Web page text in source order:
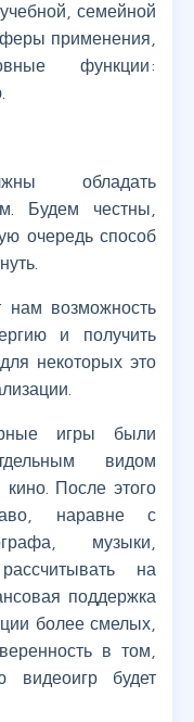
семейной
применения,
функции:
обладать
Будем честны,
очередь способ
возможность
и получить
некоторых это
игры были
видом
кино. После этого
наравне с
музыки,
на
поддержка
более смелых,
в том,
видеоигр будет